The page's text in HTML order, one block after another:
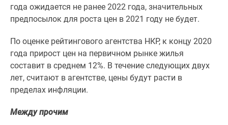
карте
калькулятор
Семейная
ипотека
Военная
ипотека
года ожидается не ранее 2022 года, значительных
предпосылок для роста цен в 2021 году не будет.
По оценке рейтингового агентства НКР, к концу 2020
года прирост цен на первичном рынке жилья
составит в среднем 12%. В течение следующих двух
лет, считают в агентстве, цены будут расти в
пределах инфляции.
Между прочим